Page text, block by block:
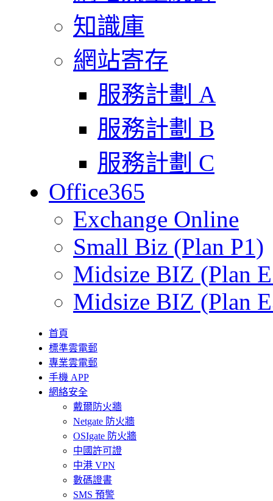
知識庫
網站寄存
服務計劃 A
服務計劃 B
服務計劃 C
Office365
Exchange Online
Small Biz (Plan P1)
Midsize BIZ (Plan
Midsize BIZ (Plan
首頁
標準雲電郵
專業雲電郵
手機 APP
網絡安全
戴爾防火牆
Netgate 防火牆
OSIgate 防火牆
中國許可證
中港 VPN
數碼證書
SMS 預警